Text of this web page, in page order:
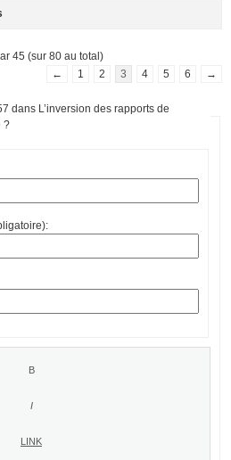
45 (sur 80 au total)
←
1 2 3 4 5 6 →
dans L’inversion des rapports de
?